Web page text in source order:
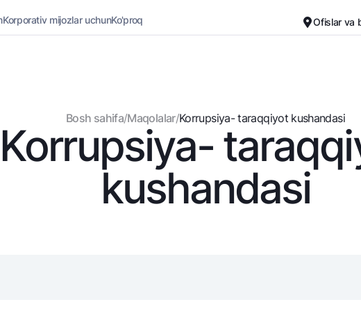
Omonatlar
Hamma uchun
Vozmojno vse
Kartalar
Bepul
Premial
Sayohatchiga
Korporativ mijozlar uchunKo'proq Ofislar va
Oq-qora versiya
Ovozni yoqish
Bosh sahifa/Maqolalar/Korrupsiya- taraqqiyot kushandasi
Korrupsiya-
kushandasi